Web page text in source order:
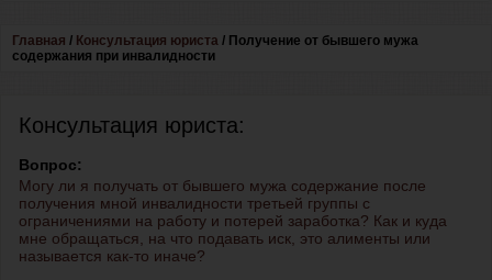
Главная / Консультация юриста / Получение от бывшего мужа
содержания при инвалидности
Консультация юриста:
Вопрос:
Могу ли я получать от бывшего мужа содержание после
получения мной инвалидности третьей группы с
ограничениями на работу и потерей заработка? Как и куда
мне обращаться, на что подавать иск, это алименты или
называется как-то иначе?